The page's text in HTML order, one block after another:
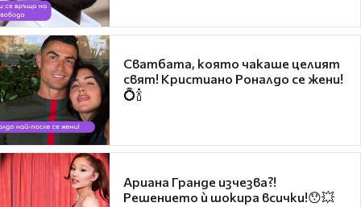
Сватбата, която чакаше целият
свят! Кристиано Роналдо се жени!
💍🍾
Ариана Гранде изчезва?!
Решението ѝ шокира всички!😯💥